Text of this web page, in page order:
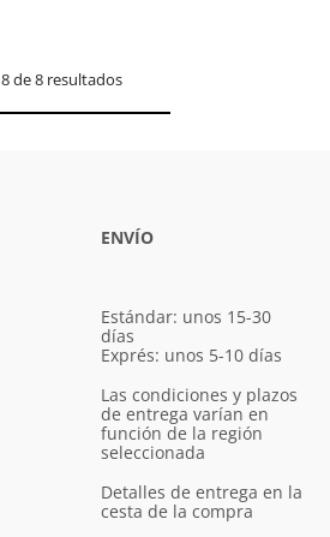
8 de 8 resultados
ENVÍO
Estándar: unos 15-30
días
Exprés: unos 5-10 días
Las condiciones y plazos
de entrega varían en
función de la región
seleccionada
Detalles de entrega en la
cesta de la compra